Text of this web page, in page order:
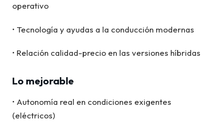
operativo
• Tecnología y ayudas a la conducción modernas
• Relación calidad-precio en las versiones híbridas
Lo mejorable
• Autonomía real en condiciones exigentes
(eléctricos)